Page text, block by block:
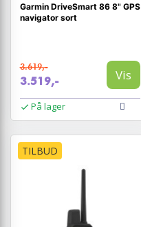
Garmin DriveSmart 86 8" GPS
navigator sort
3.619,-
3.519,- Vis
På lager
TILBUD